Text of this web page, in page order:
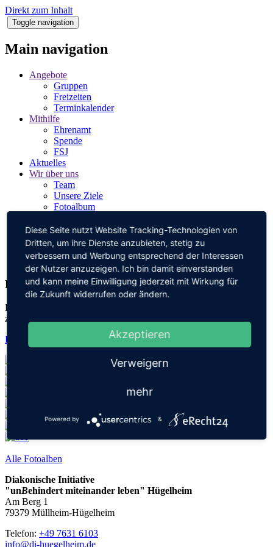
Direkt zum Inhalt
Toggle navigation
Main navigation
Angebote
Gruppen
Freizeiten
Terminkalender
Mithilfe
Ehrenamt
Spende
FSJ
Aktuelles
Wir über uns
Team
Unsere Ziele
Fotoalbum
Kontakt
Förderverein
DI-Aktiv: Fasnachtsdisco
Lustige Kostüme, tolle Musik und gute Stimmung! Unser Ausflug
zur Fasnachtsdisco in Freiburg.
Hier zum Artikel!
Alle Fotoalben
Diakonische Initiative
"unBehindert miteinander leben" Hügelheim
Am Berg 1
79379 Müllheim-Hügelheim
Telefon: +49 7631 6103
info@di-huegelheim.de
Diese Seite nutzt Website Tracking-Technologien von
Dritten, um ihre Dienste anzubieten, stetig zu
verbessern und Werbung entsprechend der Interessen
der Nutzer anzuzeigen. Ich bin damit einverstanden
und kann meine Einwilligung jederzeit mit Wirkung für
die Zukunft widerrufen oder ändern.
Akzeptieren
Verweigern
mehr
Powered by &